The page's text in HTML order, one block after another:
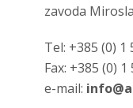
zavoda
Tel: +385 (0) 1
Fax: +385 (0) 1
e-mail: